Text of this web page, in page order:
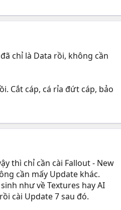
chỉ là Data rồi, không cần
Cắt cáp, cá rỉa đứt cáp, bảo
thì chỉ cần cài Fallout - New
cần mấy Update khác.
như về Textures hay AI
cài Update 7 sau đó.